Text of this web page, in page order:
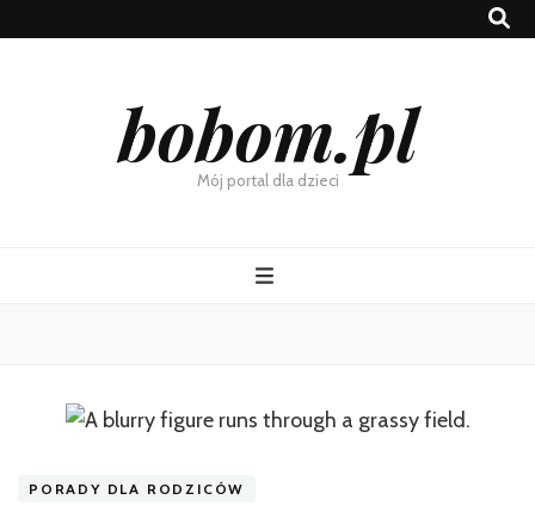
bobom.pl
Mój portal dla dzieci
PORADY DLA RODZICÓW